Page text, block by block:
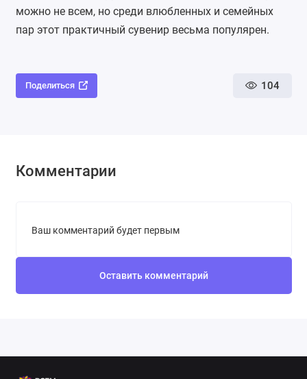
можно не всем, но среди влюбленных и семейных
пар этот практичный сувенир весьма популярен.
Поделиться 104
Комментарии
Ваш комментарий будет первым
Оставить комментарий